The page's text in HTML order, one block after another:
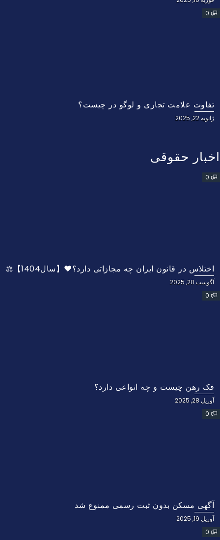
0
تفاوت علامت تجاری و لوگو در چیست؟
ژانویه 22, 2025
اخبار حقوقی
0
اختلاس در قانون ایران چه مجازاتی دارد؟❤️【سال1404】⚖️
آگوست 20, 2025
0
فک رهن چیست و چه انواعی دارد؟
آوریل 28, 2025
0
آگهی مسکن بدون ثبت رسمی ممنوع شد
آوریل 19, 2025
0